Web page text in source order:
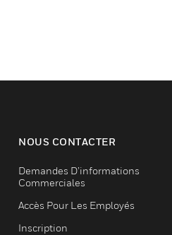
NOUS CONTACTER
Demandes D’informations
Commerciales
Accès Pour Les Employés
Inscription